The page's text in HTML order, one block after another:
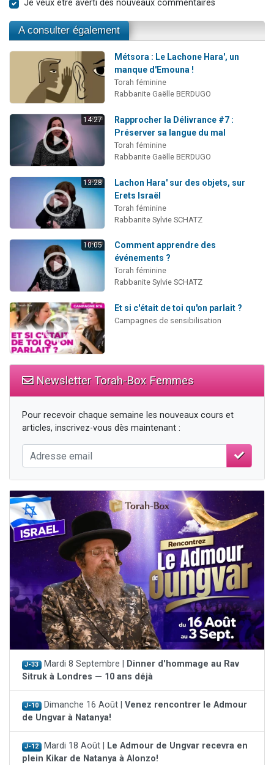
Je veux être averti des nouveaux commentaires
A consulter également
Métsora : Le Lachone Hara', un
manque d'Emouna !
Torah féminine
Rabbanite Gaëlle BERDUGO
14:27
Rapprocher la Délivrance #7 :
Préserver sa langue du mal
Torah féminine
Rabbanite Gaëlle BERDUGO
13:28
Lachon Hara' sur des objets, sur
Erets Israël
Torah féminine
Rabbanite Sylvie SCHATZ
10:05
Comment apprendre des
événements ?
Torah féminine
Rabbanite Sylvie SCHATZ
Et si c'était de toi qu'on parlait ?
Campagnes de sensibilisation
Newsletter Torah-Box Femmes
Pour recevoir chaque semaine les nouveaux cours et
articles, inscrivez-vous dès maintenant :
J-33 Mardi 8 Septembre |
Dinner d'hommage au Rav
Sitruk à Londres — 10 ans déjà
J-10 Dimanche 16 Août | Venez rencontrer le Admour
de Ungvar à Natanya!
J-12 Mardi 18 Août |
Le Admour de Ungvar recevra en
plein Kikar de Natanya à Alonzo!